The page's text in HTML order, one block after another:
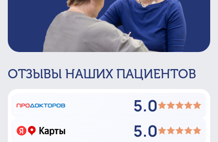
ОТЗЫВЫ НАШИХ ПАЦИЕНТОВ
5.0
5.0